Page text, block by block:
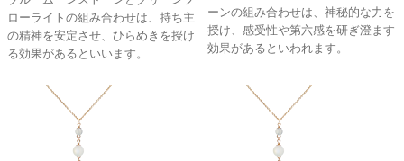
ローライトの組み合わせは、持ち主
の精神を安定させ、ひらめきを授け
る効果があるといいます。
ーンの組み合わせは、神秘的な力を
授け、感受性や第六感を研ぎ澄ます
効果があるといわれます。